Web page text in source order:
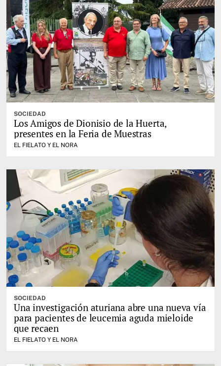
SOCIEDAD
Los Amigos de Dionisio de la Huerta,
presentes en la Feria de Muestras
EL FIELATO Y EL NORA
SOCIEDAD
Una investigación aturiana abre una nueva vía
para pacientes de leucemia aguda mieloide
que recaen
EL FIELATO Y EL NORA